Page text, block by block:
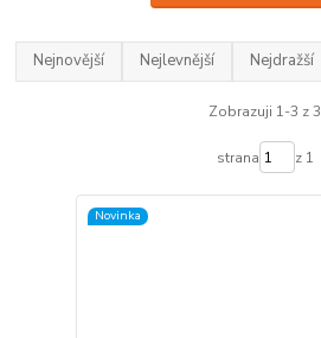
Nejnovější Nejlevnější Nejdražší
Zobrazuji 1-3 z 3
strana z 1
Novinka